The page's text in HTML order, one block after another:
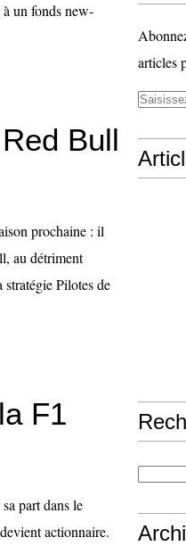
un fonds new-
Bull
prochaine : il
au détriment
Pilotes de
F1
part dans le
actionnaire.
articles